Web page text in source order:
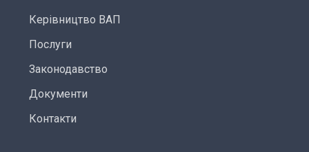
Керівництво ВАП
Послуги
Законодавство
Документи
Контакти